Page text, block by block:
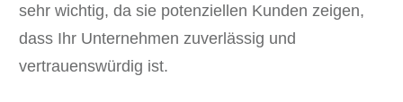
sehr wichtig, da sie potenziellen Kunden zeigen,
dass Ihr Unternehmen zuverlässig und
vertrauenswürdig ist.